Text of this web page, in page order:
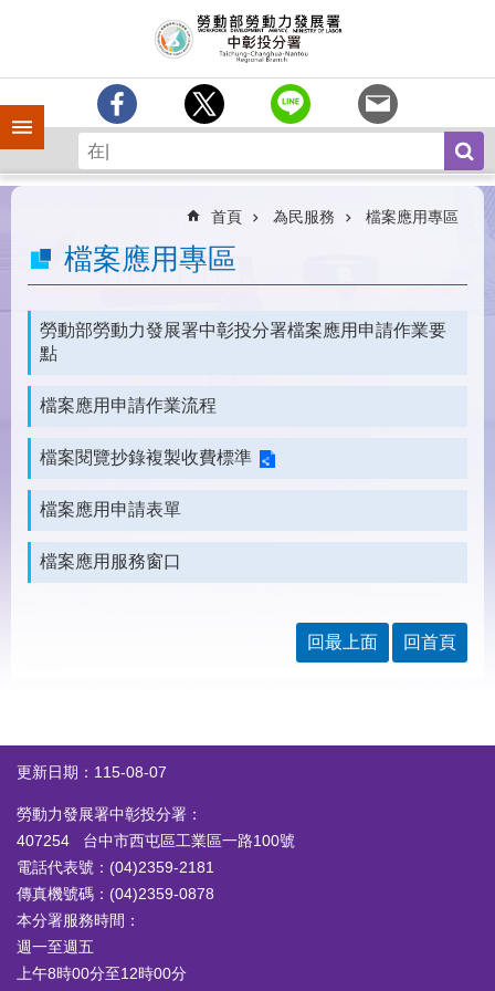
手機側欄
中
分
簡
業
務
民
務
常
答
下
站
導
覽
首
頁
English
民
意
信
箱
常
見
問
雙
語
詞
首頁 為民服務 檔案應用專區
檔案應用專區
勞動部勞動力發展署中彰投分署檔案應用申請作業要
點
檔案應用申請作業流程
檔案閱覽抄錄複製收費標準
檔案應用申請表單
檔案應用服務窗口
回最上面 回首頁
更新日期：115-08-07
勞動力發展署中彰投分署：
407254 台中市西屯區工業區一路100號
電話代表號：(04)2359-2181
傳真機號碼：(04)2359-0878
本分署服務時間：
週一至週五
上午8時00分至12時00分